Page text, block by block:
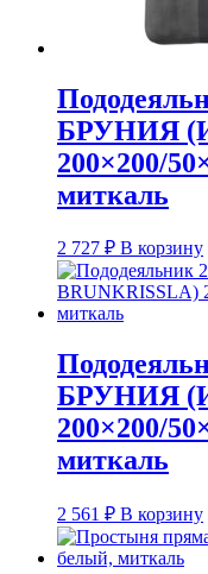
БРУНИЯ
200×200/
миткаль
2 727 ₽ В корзину
БРУНИЯ
200×200/
миткаль
2 561 ₽ В корзину